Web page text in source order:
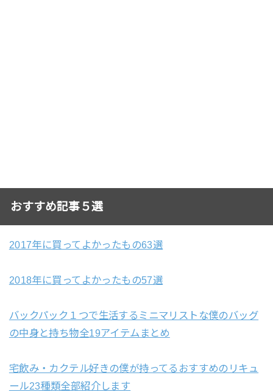
おすすめ記事５選
2017年に買ってよかったもの63選
2018年に買ってよかったもの57選
バックパック１つで生活するミニマリストな僕のバッグ
の中身と持ち物全19アイテムまとめ
宅飲み・カクテル好きの僕が持ってるおすすめのリキュ
ール23種類全部紹介します